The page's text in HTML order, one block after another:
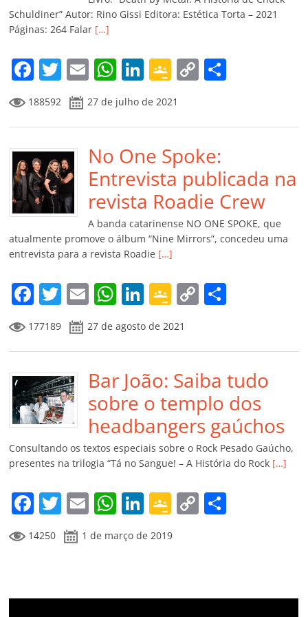
ro
m
Schuldiner” Autor: Rino Gissi Editora: Estética Torta – 2021
Páginas: 264 Falar […]
F
a
c
e
b
o
o
k
T
w
itt
er
E
m
ai
l
W
h
at
s
A
p
p
Li
n
k
e
dI
n
G
o
o
gl
e
Cl
a
ss
ro
o
m
C
y
Li
n
k
p
til
h
ar
188592 27 de julho de 2021
No One Spoke:
Entrevista publicada na
revista Roadie Crew
A banda catarinense NO ONE SPOKE, que
atualmente promove o álbum “Nine Mirrors”, concedeu uma
entrevista para a revista Roadie […]
F
a
c
e
b
o
o
k
T
w
itt
er
E
m
ai
l
W
at
s
A
p
p
Li
n
k
e
dI
n
G
o
o
gl
e
Cl
a
ss
ro
o
m
C
y
Li
n
k
p
ar
til
h
ar
177189 27 de agosto de 2021
Bar João: Saiba tudo
sobre o templo dos
headbangers gaúchos
Consultando os textos especiais sobre o Rock Pesado Gaúcho,
presentes na trilogia “Tá no Sangue! – A História do Rock […]
F
a
c
b
T
w
itt
E
m
ai
W
at
A
Li
n
k
dI
G
o
o
e
C
Li ar
14250 1 de março de 2019